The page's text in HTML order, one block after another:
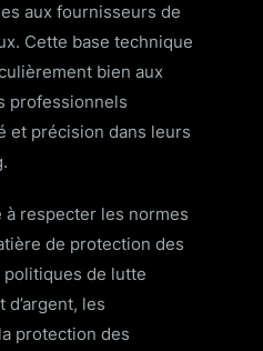
aux fournisseurs de
Cette base technique
bien aux
professionnels
et précision dans leurs
à respecter les normes
de protection des
de lutte
les
protection des